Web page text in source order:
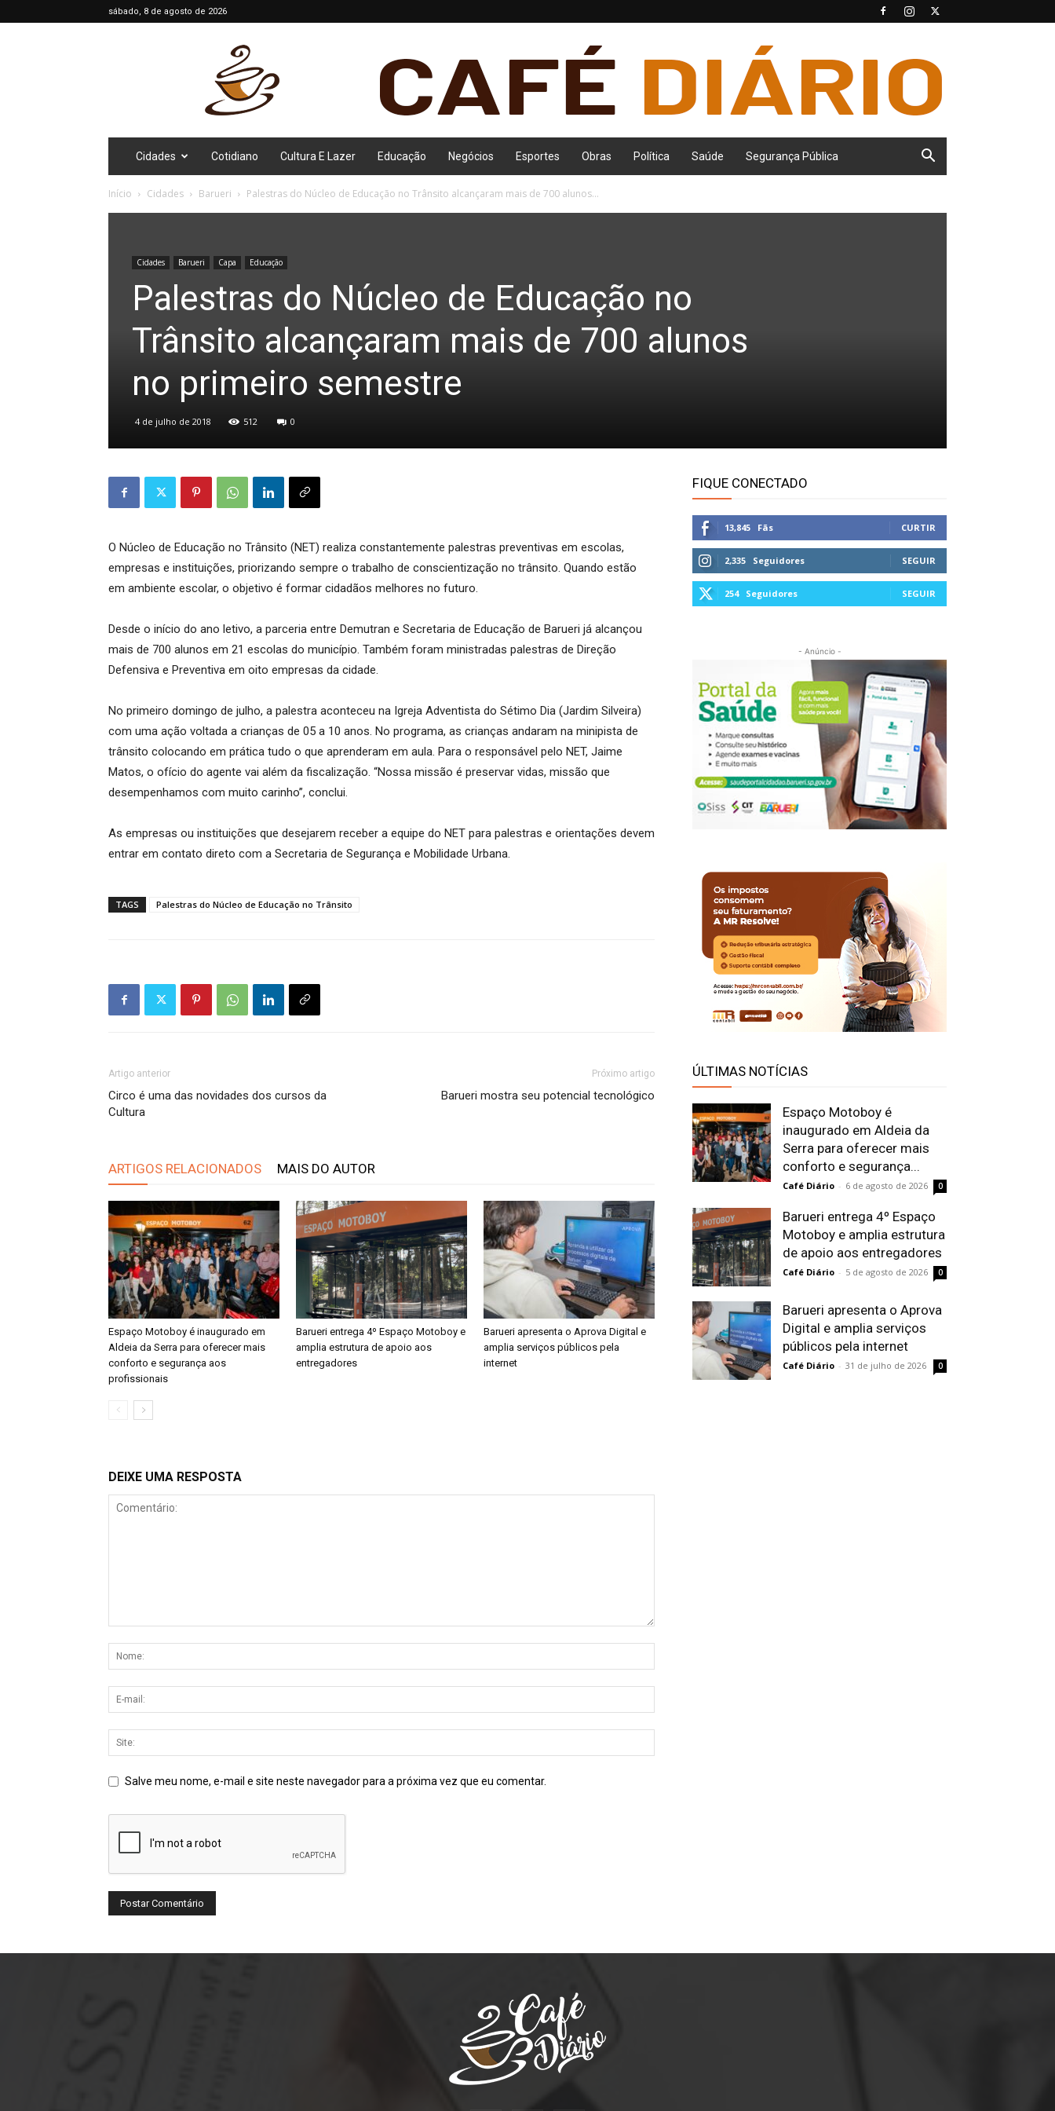
sábado, 8 de agosto de 2026
Cidades Cotidiano Cultura E Lazer Educação Negócios Esportes Obras Política Saúde Segurança Pública
Início Cidades Barueri Palestras do Núcleo de Educação no Trânsito alcançaram mais de 700 alunos...
Cidades Barueri Capa Educação
Palestras do Núcleo de Educação no
Trânsito alcançaram mais de 700 alunos
no primeiro semestre
4 de julho de 2018 512 0
O Núcleo de Educação no Trânsito (NET) realiza constantemente palestras preventivas em escolas,
empresas e instituições, priorizando sempre o trabalho de conscientização no trânsito. Quando estão
em ambiente escolar, o objetivo é formar cidadãos melhores no futuro.
Desde o início do ano letivo, a parceria entre Demutran e Secretaria de Educação de Barueri já alcançou
mais de 700 alunos em 21 escolas do município. Também foram ministradas palestras de Direção
Defensiva e Preventiva em oito empresas da cidade.
No primeiro domingo de julho, a palestra aconteceu na Igreja Adventista do Sétimo Dia (Jardim Silveira)
com uma ação voltada a crianças de 05 a 10 anos. No programa, as crianças andaram na minipista de
trânsito colocando em prática tudo o que aprenderam em aula. Para o responsável pelo NET, Jaime
Matos, o ofício do agente vai além da fiscalização. “Nossa missão é preservar vidas, missão que
desempenhamos com muito carinho”, conclui.
As empresas ou instituições que desejarem receber a equipe do NET para palestras e orientações devem
entrar em contato direto com a Secretaria de Segurança e Mobilidade Urbana.
TAGS Palestras do Núcleo de Educação no Trânsito
Artigo anterior
Circo é uma das novidades dos cursos da
Cultura
Próximo artigo
Barueri mostra seu potencial tecnológico
ARTIGOS RELACIONADOS MAIS DO AUTOR
Espaço Motoboy é inaugurado em
Aldeia da Serra para oferecer mais
conforto e segurança aos
profissionais
Barueri entrega 4º Espaço Motoboy e
amplia estrutura de apoio aos
entregadores
Barueri apresenta o Aprova Digital e
amplia serviços públicos pela
internet
DEIXE UMA RESPOSTA
Salve meu nome, e-mail e site neste navegador para a próxima vez que eu comentar.
FIQUE CONECTADO
13,845 Fãs CURTIR
2,335 Seguidores SEGUIR
254 Seguidores SEGUIR
- Anúncio -
ÚLTIMAS NOTÍCIAS
Espaço Motoboy é
inaugurado em Aldeia da
Serra para oferecer mais
conforto e segurança...
Café Diário - 6 de agosto de 2026 0
Barueri entrega 4º Espaço
Motoboy e amplia estrutura
de apoio aos entregadores
Café Diário - 5 de agosto de 2026 0
Barueri apresenta o Aprova
Digital e amplia serviços
públicos pela internet
Café Diário - 31 de julho de 2026 0